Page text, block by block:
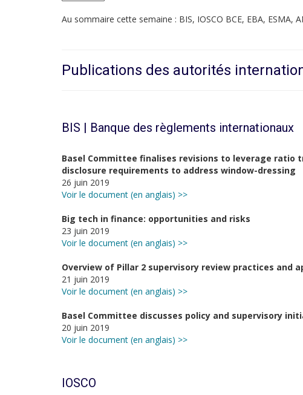
Au sommaire cette semaine : BIS, IOSCO BCE, EBA, ESMA,
Publications des autorités
BIS | Banque des règlements internationaux
Basel Committee finalises revisions to leverage
disclosure requirements to address window-dressing
26 juin 2019
Voir le document (en anglais) >>
Big tech in finance: opportunities and risks
23 juin 2019
Voir le document (en anglais) >>
Overview of Pillar 2 supervisory review practices and
21 juin 2019
Voir le document (en anglais) >>
Basel Committee discusses policy and supervisory
20 juin 2019
Voir le document (en anglais) >>
IOSCO